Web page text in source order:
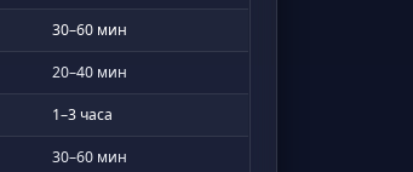
30–60 мин
20–40 мин
1–3 часа
30–60 мин